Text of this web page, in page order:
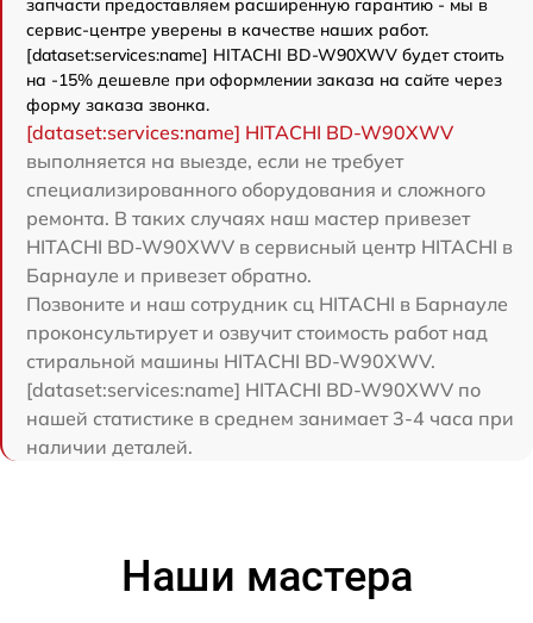
запчасти предоставляем расширенную гарантию - мы в
сервис-центре уверены в качестве наших работ.
[dataset:services:name] HITACHI BD-W90XWV будет стоить
на -15% дешевле при оформлении заказа на сайте через
форму заказа звонка.
[dataset:services:name] HITACHI BD-W90XWV
выполняется на выезде, если не требует
специализированного оборудования и сложного
ремонта. В таких случаях наш мастер привезет
HITACHI BD-W90XWV в сервисный центр HITACHI в
Барнауле и привезет обратно.
Позвоните и наш сотрудник сц HITACHI в Барнауле
проконсультирует и озвучит стоимость работ над
стиральной машины HITACHI BD-W90XWV.
[dataset:services:name] HITACHI BD-W90XWV по
нашей статистике в среднем занимает 3-4 часа при
наличии деталей.
Наши мастера